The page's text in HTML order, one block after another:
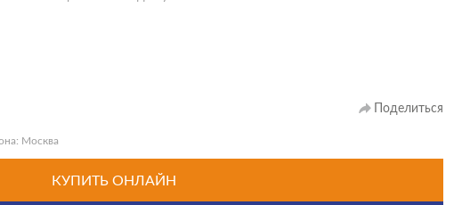
Поделиться
Москва
КУПИТЬ ОНЛАЙН